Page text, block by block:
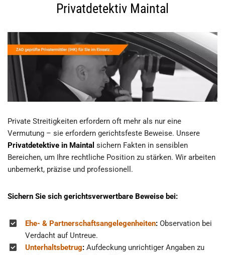
Privatdetektiv Maintal
Private Streitigkeiten erfordern oft mehr als nur eine
Vermutung – sie erfordern gerichtsfeste Beweise. Unsere
Privatdetektive in Maintal sichern Fakten in sensiblen
Bereichen, um Ihre rechtliche Position zu stärken. Wir arbeiten
unbemerkt, präzise und professionell.
Sichern Sie sich gerichtsverwertbare Beweise bei:
Ehe- & Partnerschaftsangelegenheiten: Observation bei
Verdacht auf Untreue.
Unterhaltsbetrug: Aufdeckung unrichtiger Angaben zu